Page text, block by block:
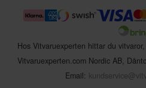
Hos Vitvaruexperten hittar du
Vitvaruexperten.com Nordic AB,
Email: